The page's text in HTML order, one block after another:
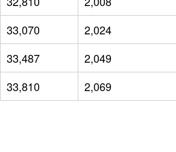
33,070 2,024
33,487 2,049
33,810 2,069